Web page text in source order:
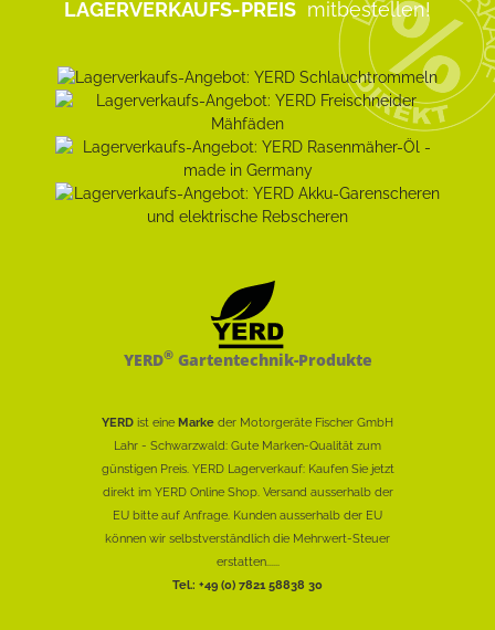
LAGERVERKAUFS-PREIS mitbestellen!
YERD®Gartentechnik-Produkte
YERD ist eine Marke der Motorgeräte Fischer GmbH
Lahr - Schwarzwald: Gute Marken-Qualität zum
günstigen Preis. YERD Lagerverkauf: Kaufen Sie jetzt
direkt im YERD Online Shop. Versand ausserhalb der
EU bitte auf Anfrage. Kunden ausserhalb der EU
können wir selbstverständlich die Mehrwert-Steuer
erstatten......
Tel.: +49 (0) 7821 58838 30